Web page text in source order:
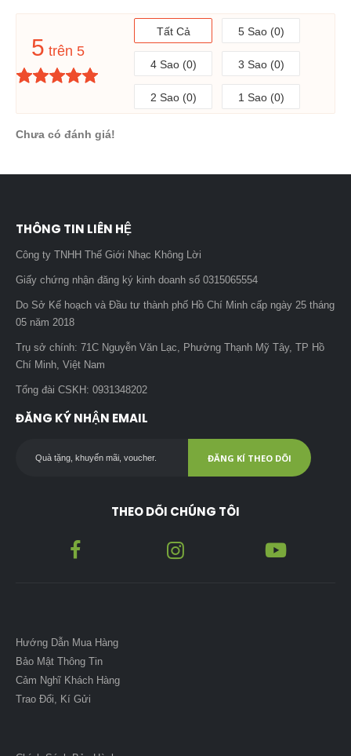
5 trên 5
Tất Cả 5 Sao (0)
4 Sao (0) 3 Sao (0)
2 Sao (0) 1 Sao (0)
Chưa có đánh giá!
THÔNG TIN LIÊN HỆ
Công ty TNHH Thế Giới Nhạc Không Lời
Giấy chứng nhận đăng ký kinh doanh số 0315065554
Do Sở Kế hoạch và Đầu tư thành phố Hồ Chí Minh cấp ngày 25 tháng
05 năm 2018
Trụ sở chính: 71C Nguyễn Văn Lạc, Phường Thạnh Mỹ Tây, TP Hồ
Chí Minh, Việt Nam
Tổng đài CSKH: 0931348202
ĐĂNG KÝ NHẬN EMAIL
ĐĂNG KÍ THEO DÕI
THEO DÕI CHÚNG TÔI
Hướng Dẫn Mua Hàng
Bảo Mật Thông Tin
Cảm Nghĩ Khách Hàng
Trao Đổi, Kí Gửi